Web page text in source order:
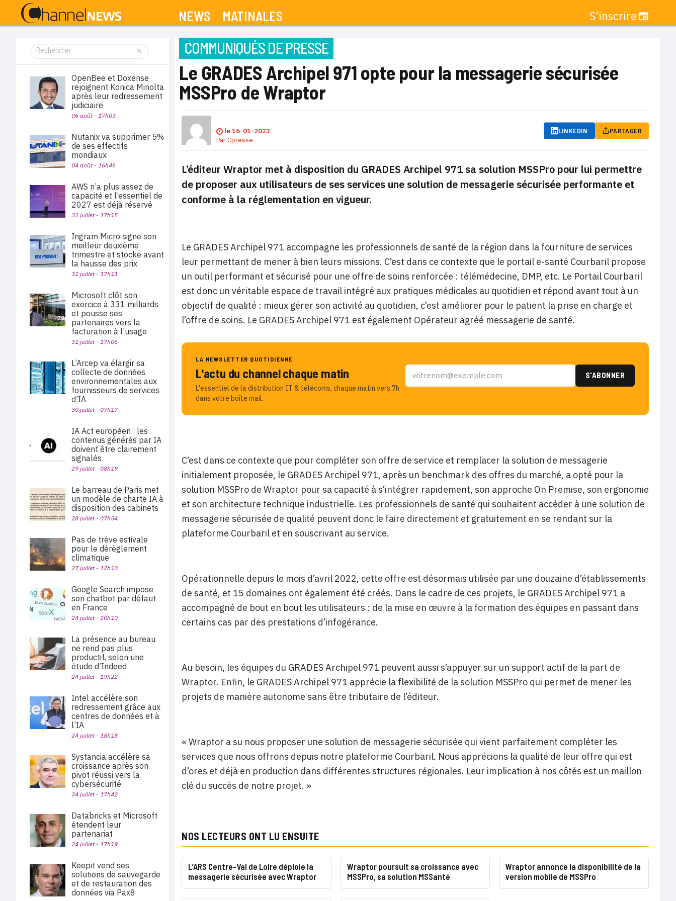
NEWS MATINALES S’inscrire
COMMUNIQUÉS DE PRESSE
Le GRADES Archipel 971 opte pour la messagerie sécurisée
MSSPro de Wraptor
le16-01-2023
ParCpresse
LINKEDIN PARTAGER
L’éditeur Wraptor met à disposition du GRADES Archipel 971 sa solution MSSPro pour lui permettre
de proposer aux utilisateurs de ses services une solution de messagerie sécurisée performante et
conforme à la réglementation en vigueur.
Le GRADES Archipel 971 accompagne les professionnels de santé de la région dans la fourniture de services
leur permettant de mener à bien leurs missions. C’est dans ce contexte que le portail e-santé Courbaril propose
un outil performant et sécurisé pour une offre de soins renforcée : télémédecine, DMP, etc. Le Portail Courbaril
est donc un véritable espace de travail intégré aux pratiques médicales au quotidien et répond avant tout à un
objectif de qualité : mieux gérer son activité au quotidien, c’est améliorer pour le patient la prise en charge et
l’offre de soins. Le GRADES Archipel 971 est également Opérateur agréé messagerie de santé.
LA NEWSLETTER QUOTIDIENNE
L'actu du channel chaque matin
L'essentiel de la distribution IT & télécoms, chaque matin vers 7h
dans votre boîte mail.
C’est dans ce contexte que pour compléter son offre de service et remplacer la solution de messagerie
initialement proposée, le GRADES Archipel 971, après un benchmark des offres du marché, a opté pour la
solution MSSPro de Wraptor pour sa capacité à s’intégrer rapidement, son approche On Premise, son ergonomie
et son architecture technique industrielle. Les professionnels de santé qui souhaitent accéder à une solution de
messagerie sécurisée de qualité peuvent donc le faire directement et gratuitement en se rendant sur la
plateforme Courbaril et en souscrivant au service.
Opérationnelle depuis le mois d’avril 2022, cette offre est désormais utilisée par une douzaine d’établissements
de santé, et 15 domaines ont également été créés. Dans le cadre de ces projets, le GRADES Archipel 971 a
accompagné de bout en bout les utilisateurs : de la mise en œuvre à la formation des équipes en passant dans
certains cas par des prestations d’infogérance.
Au besoin, les équipes du GRADES Archipel 971 peuvent aussi s’appuyer sur un support actif de la part de
Wraptor. Enfin, le GRADES Archipel 971 apprécie la flexibilité de la solution MSSPro qui permet de mener les
projets de manière autonome sans être tributaire de l’éditeur.
« Wraptor a su nous proposer une solution de messagerie sécurisée qui vient parfaitement compléter les
services que nous offrons depuis notre plateforme Courbaril. Nous apprécions la qualité de leur offre qui est
d’ores et déjà en production dans différentes structures régionales. Leur implication à nos côtés est un maillon
clé du succès de notre projet. »
NOS LECTEURS ONT LU ENSUITE
L’ARS Centre-Val de Loire déploie la
messagerie sécurisée avec Wraptor
Wraptor poursuit sa croissance avec
MSSPro, sa solution MSSanté
Wraptor annonce la disponibilité de la
version mobile de MSSPro
OpenBee et Doxense
rejoignent Konica Minolta
après leur redressement
judiciaire
06 août - 17h03
Nutanix va supprimer 5%
de ses effectifs
mondiaux
04 août - 16h46
AWS n’a plus assez de
capacité et l’essentiel de
2027 est déjà réservé
31 juillet - 17h15
Ingram Micro signe son
meilleur deuxième
trimestre et stocke avant
la hausse des prix
31 juillet - 17h11
Microsoft clôt son
exercice à 331 milliards
et pousse ses
partenaires vers la
facturation à l’usage
31 juillet - 17h06
L’Arcep va élargir sa
collecte de données
environnementales aux
fournisseurs de services
d’IA
30 juillet - 07h17
IA Act européen : les
contenus générés par IA
doivent être clairement
signalés
29 juillet - 08h19
Le barreau de Paris met
un modèle de charte IA à
disposition des cabinets
28 juillet - 07h54
Pas de trève estivale
pour le dérèglement
climatique
27 juillet - 12h10
Google Search impose
son chatbot par défaut
en France
24 juillet - 20h10
La présence au bureau
ne rend pas plus
productif, selon une
étude d’Indeed
24 juillet - 19h22
Intel accélère son
redressement grâce aux
centres de données et à
l’IA
24 juillet - 18h18
Systancia accélère sa
croissance après son
pivot réussi vers la
cybersécurité
24 juillet - 17h42
Databricks et Microsoft
étendent leur
partenariat
24 juillet - 17h19
Keepit vend ses
solutions de sauvegarde
et de restauration des
données via Pax8